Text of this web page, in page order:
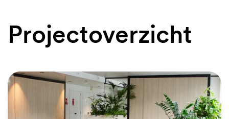
Projectoverzicht